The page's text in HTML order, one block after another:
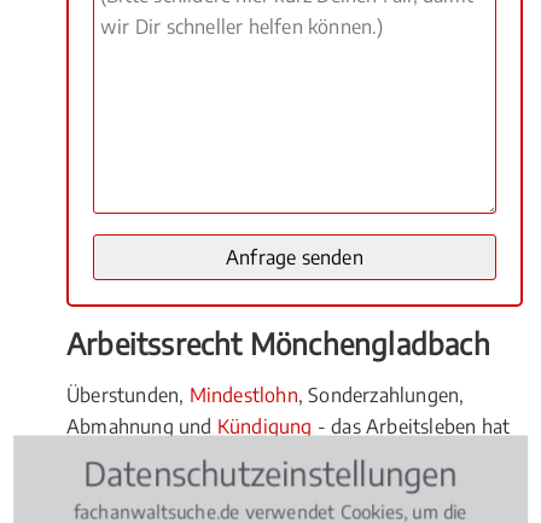
Arbeitssrecht Mönchengladbach
Überstunden, Mindestlohn, Sonderzahlungen,
Abmahnung und Kündigung - das Arbeitsleben hat
viele Facetten und es gelten hier ebenso viele
gesetzliche Regelungen.
Datenschutzeinstellungen
fachanwaltsuche.de verwendet Cookies, um die